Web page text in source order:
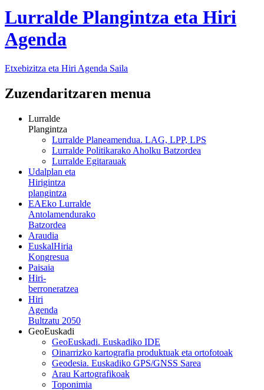
Lurralde Plangintza eta Hiri
Agenda
Etxebizitza eta Hiri Agenda Saila
Zuzendaritzaren menua
Lurralde
Plangintza
Lurralde Planeamendua. LAG, LPP, LPS
Lurralde Politikarako Aholku Batzordea
Lurralde Egitarauak
Udalplan eta
Hirigintza
plangintza
EAEko Lurralde
Antolamendurako
Batzordea
Araudia
EuskalHiria
Kongresua
Paisaia
Hiri-
berroneratzea
Hiri
Agenda
Bultzatu 2050
GeoEuskadi
GeoEuskadi. Euskadiko IDE
Oinarrizko kartografia produktuak eta ortofotoak
Geodesia. Euskadiko GPS/GNSS Sarea
Arau Kartografikoak
Toponimia